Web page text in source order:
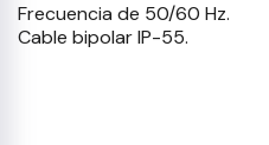
Frecuencia de 50/60 Hz.
Cable bipolar IP-55.